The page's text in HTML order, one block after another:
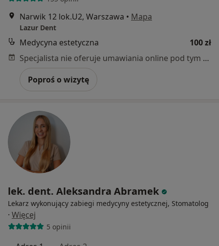
Narwik 12 lok.U2, Warszawa • Mapa
Lazur Dent
Medycyna estetyczna
100 zł
Specjalista nie oferuje umawiania online pod tym adresem.
Poproś o wizytę
lek. dent. Aleksandra Abramek
Lekarz wykonujący zabiegi medycyny estetycznej, Stomatolog
· Więcej
5 opinii